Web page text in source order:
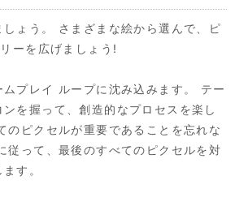
ょう。 さまざまな絵から選んで、ピ
ーを広げましょう!
プレイ ループに沈み込みます。 テー
を握って、創造的なプロセスを楽し
のピクセルが重要であることを忘れな
従って、最後のすべてのピクセルを対
す。